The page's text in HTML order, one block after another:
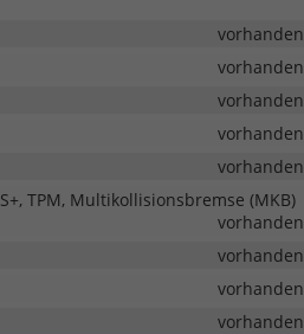
vorhanden
vorhanden
vorhanden
vorhanden
vorhanden
TPM, Multikollisionsbremse (MKB)
vorhanden
vorhanden
vorhanden
vorhanden